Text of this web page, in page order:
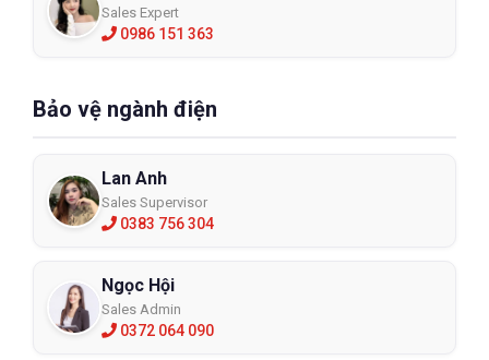
Sales Expert
0986 151 363
Bảo vệ ngành điện
Lan Anh
Sales Supervisor
0383 756 304
Ngọc Hội
Sales Admin
0372 064 090